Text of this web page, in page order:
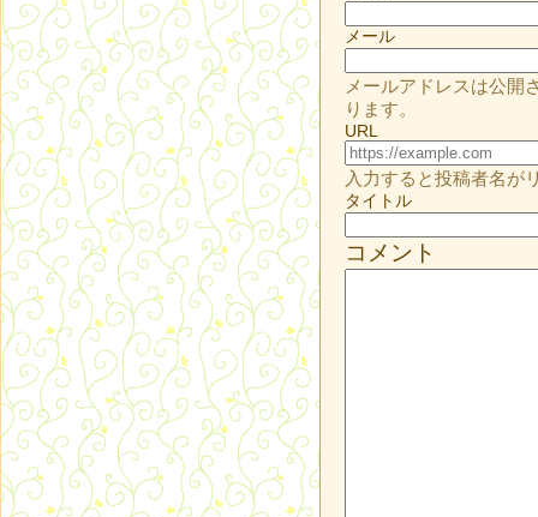
メール
メールアドレスは公開
ります。
URL
入力すると投稿者名が
タイトル
コメント